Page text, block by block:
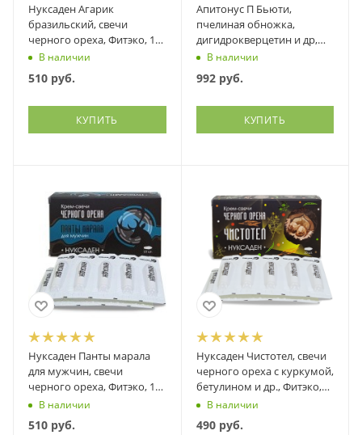
Нуксаден Агарик
бразильский, свечи
черного ореха, Фитэко, 10
штВ наличии
510 руб.
КУПИТЬ
Апитонус П Бьюти,
пчелиная обножка,
дигидрокверцетин и др,
Секреты долголетия,
Парафарм, 60 таблеток
В наличии
992руб.
КУПИТЬ
Нуксаден Панты марала
для мужчин, свечи
черного ореха, Фитэко, 10
штВ наличии
510 руб.
Нуксаден Чистотел, свечи
черного ореха с куркумой,
бетулином и др., Фитэко,
10 шт
В наличии
490руб.